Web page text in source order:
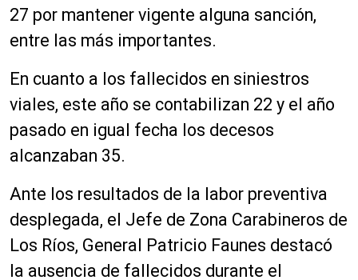
27 por mantener vigente alguna sanción,
entre las más importantes.
En cuanto a los fallecidos en siniestros
viales, este año se contabilizan 22 y el año
pasado en igual fecha los decesos
alcanzaban 35.
Ante los resultados de la labor preventiva
desplegada, el Jefe de Zona Carabineros de
Los Ríos, General Patricio Faunes destacó
la ausencia de fallecidos durante el